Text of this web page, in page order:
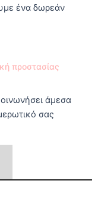
ένα δωρεάν
προστασίας
άμεσα
σας